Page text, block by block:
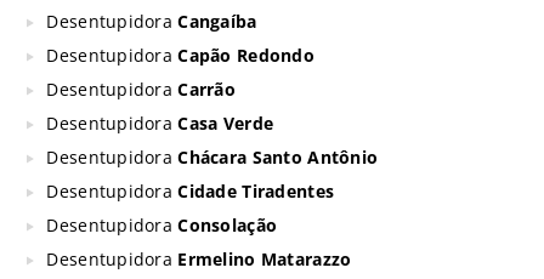
DesentupidoraCangaíba
DesentupidoraCapão Redondo
DesentupidoraCarrão
DesentupidoraCasa Verde
DesentupidoraChácara Santo Antônio
DesentupidoraCidade Tiradentes
DesentupidoraConsolação
Desentupidora Ermelino Matarazzo